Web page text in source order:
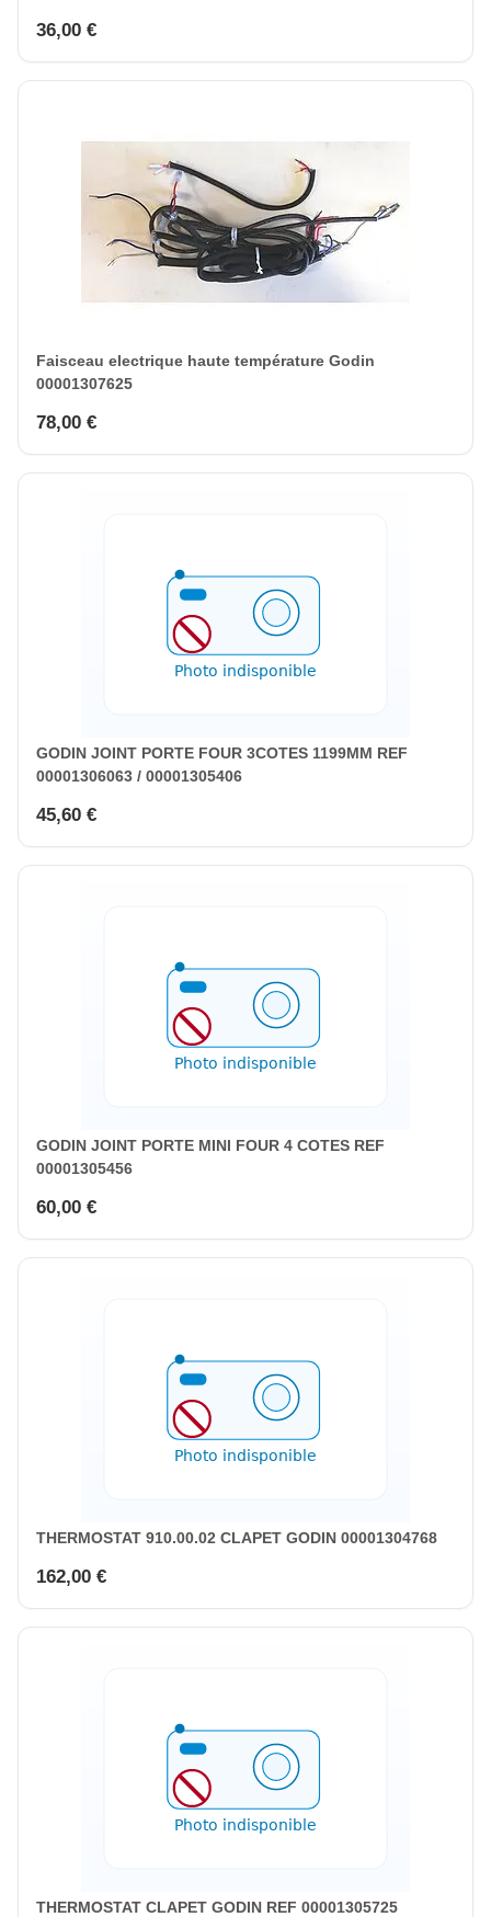
36,00 €
Faisceau electrique haute température Godin
00001307625
78,00 €
GODIN JOINT PORTE FOUR 3COTES 1199MM REF
00001306063 / 00001305406
45,60 €
GODIN JOINT PORTE MINI FOUR 4 COTES REF
00001305456
60,00 €
THERMOSTAT 910.00.02 CLAPET GODIN 00001304768
162,00 €
THERMOSTAT CLAPET GODIN REF 00001305725